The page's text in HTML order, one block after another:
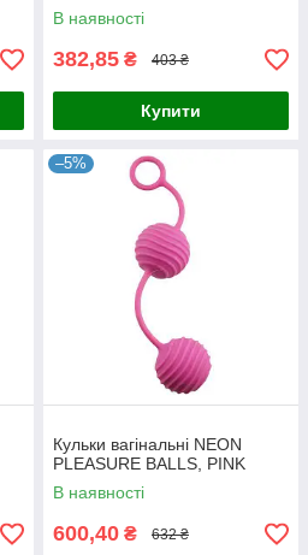
В наявності
382,85 ₴ 403 ₴
Купити
–5%
Кульки вагінальні NEON
PLEASURE BALLS, PINK
В наявності
600,40 ₴ 632 ₴